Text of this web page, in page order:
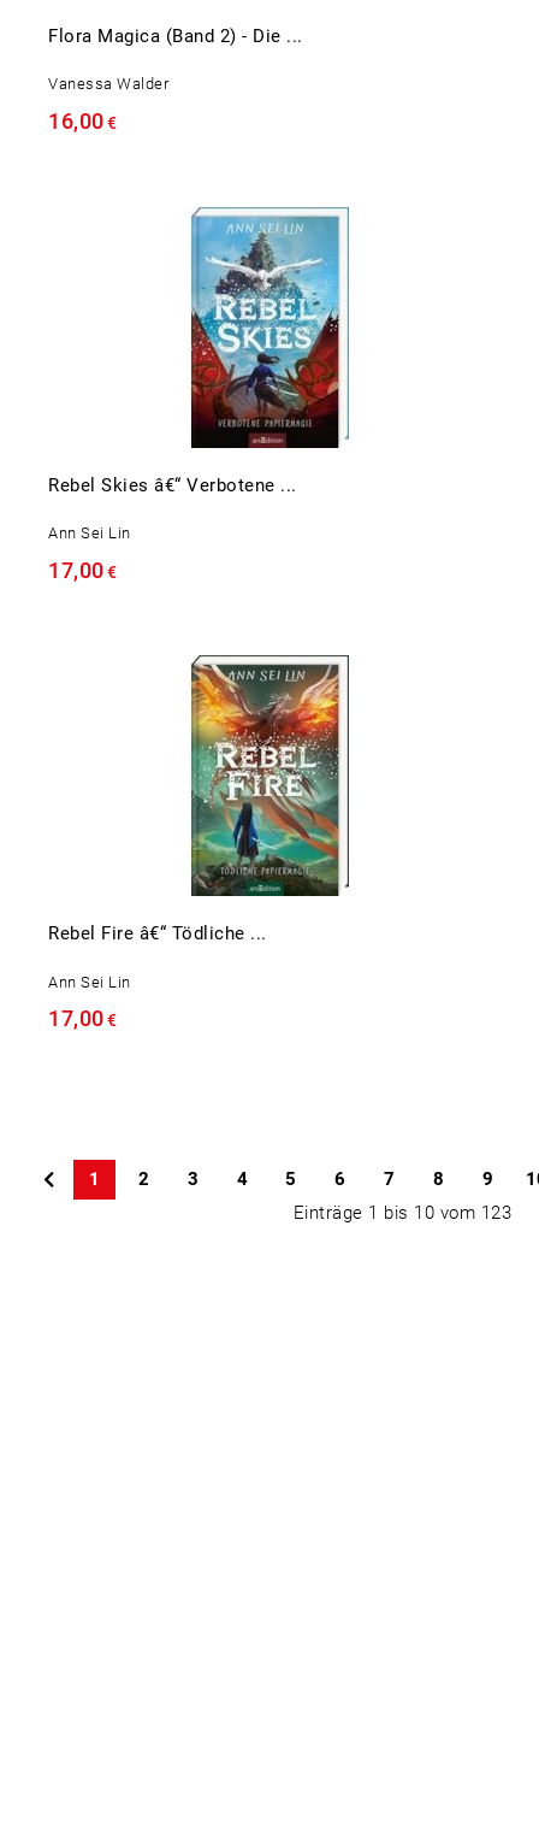
Flora Magica (Band 2) - Die ...
Vanessa Walder
16,00€
Rebel Skies â€“ Verbotene ...
Ann Sei Lin
17,00€
Rebel Fire â€“ Tödliche ...
Ann Sei Lin
17,00€
1 2 3 4 5 6 7 8 9
Einträge 1 bis 10 vom 123